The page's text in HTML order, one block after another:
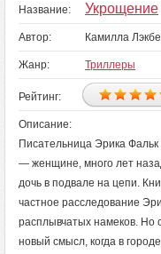
Название: Укрощение
Автор: Камилла
Жанр: Триллеры
Рейтинг:
Описание:
Писательница Эрика Фальк
— женщине, много лет
дочь в подвале на цепи.
частное расследование
расплывчатых намеков. Но
новый смысл, когда в